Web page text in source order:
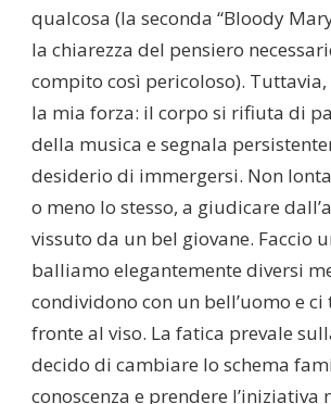
qualcosa (la seconda “Bloody
la chiarezza del pensiero
compito così pericoloso).
la mia forza: il corpo si rifiuta di
della musica e segnala
desiderio di immergersi. Non
o meno lo stesso, a giudicare
vissuto da un bel giovane. Faccio
balliamo elegantemente diversi
condividono con un bell’uomo e
fronte al viso. La fatica prevale
decido di cambiare lo schema
conoscenza e prendere l’iniziativa